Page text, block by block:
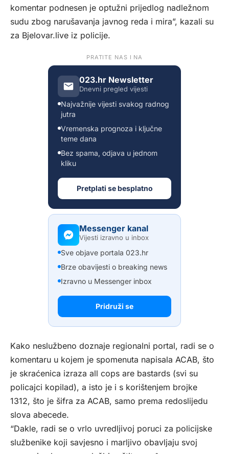
komentar podnesen je optužni prijedlog nadležnom
sudu zbog narušavanja javnog reda i mira”, kazali su
za Bjelovar.live iz policije.
PRATITE NAS I NA
023.hr Newsletter
Dnevni pregled vijesti
Najvažnije vijesti svakog radnog
jutra
Vremenska prognoza i ključne
teme dana
Bez spama, odjava u jednom
kliku
Pretplati se besplatno
Messenger kanal
Vijesti izravno u inbox
Sve objave portala 023.hr
Brze obavijesti o breaking news
Izravno u Messenger inbox
Pridruži se
Kako neslužbeno doznaje regionalni portal, radi se o
komentaru u kojem je spomenuta napisala ACAB, što
je skraćenica izraza all cops are bastards (svi su
policajci kopilad), a isto je i s korištenjem brojke
1312, što je šifra za ACAB, samo prema redoslijedu
slova abecede.
“Dakle, radi se o vrlo uvredljivoj poruci za policijske
službenike koji savjesno i marljivo obavljaju svoj